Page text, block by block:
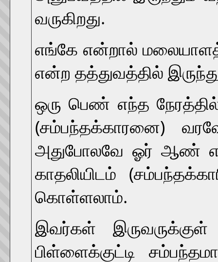
வருகிறது.
எங்கே என்றால்
என்ற தத்துவத்தில்
ஒரு பெண் எந்த
(சம்பந்தக்காரனை)
அதுபோலவே ஓர் ஆண்
காதலியிடம்
கொள்ளலாம்.
இவர்கள்
பிள்ளைக்குட்டி